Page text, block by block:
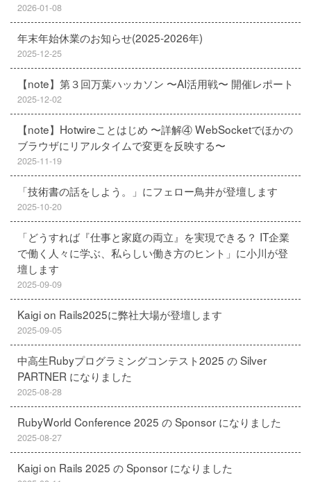
2026-01-08
年末年始休業のお知らせ(2025-2026年)
2025-12-25
【note】第３回万葉ハッカソン 〜AI活用戦〜 開催レポート
2025-12-02
【note】Hotwireことはじめ 〜詳解④ WebSocketでほかの
ブラウザにリアルタイムで変更を反映する〜
2025-11-19
「技術書の話をしよう。」にフェロー鳥井が登壇します
2025-10-20
「どうすれば『仕事と家庭の両立』を実現できる？ IT企業
で働く人々に学ぶ、私らしい働き方のヒント」に小川が登
壇します
2025-09-09
Kaigi on Rails2025に弊社大場が登壇します
2025-09-05
中高生Rubyプログラミングコンテスト2025 の Silver
PARTNER になりました
2025-08-28
RubyWorld Conference 2025 の Sponsor になりました
2025-08-27
Kaigi on Rails 2025 の Sponsor になりました